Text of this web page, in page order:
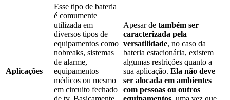
Aplicações
Esse tipo de bateria
é comumente
utilizada em
diversos tipos de
equipamentos como
nobreaks, sistemas
de alarme,
equipamentos
médicos ou mesmo
em circuito fechado
Apesar de também ser
caracterizada pela
versatilidade, no caso da
bateria estacionária, existem
algumas restrições quanto a
sua aplicação. Ela não deve
ser alocada em ambientes
com pessoas ou outros